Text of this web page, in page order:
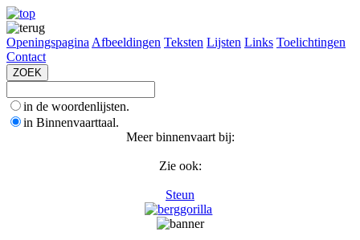
Openingspagina Afbeeldingen Teksten Lijsten Links Toelichtingen
Contact
in de woordenlijsten.
in Binnenvaarttaal.
Meer binnenvaart bij:
Zie ook:
Steun